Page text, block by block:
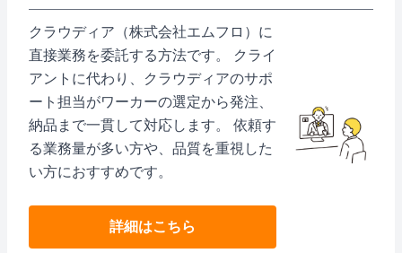
クラウディア（株式会社エムフロ）に
直接業務を委託する方法です。 クライ
アントに代わり、クラウディアのサポ
ート担当がワーカーの選定から発注、
納品まで一貫して対応します。 依頼す
る業務量が多い方や、品質を重視した
い方におすすめです。
詳細はこちら